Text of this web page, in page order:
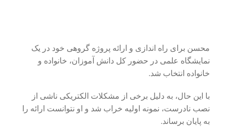
محسن برای راه اندازی و ارائه پروژه گروهی خود در یک
نمایشگاه علمی در حضور کل دانش آموزان، خانواده و
خانواده انتخاب شد.
با این حال، به دلیل برخی از مشکلات الکتریکی ناشی از
نصب نادرست، نمونه اولیه خراب شد و او نتوانست ارائه را
به پایان برساند.